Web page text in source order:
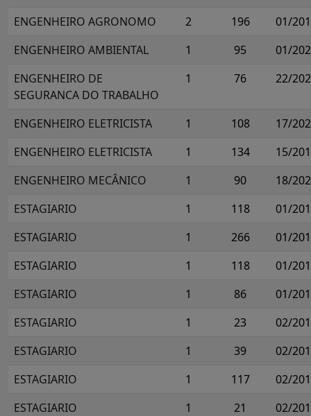
ENGENHEIRO AGRONOMO
2 196
01/
ENGENHEIRO AMBIENTAL
1 95
01/
ENGENHEIRO DE
SEGURANCA DO TRABALHO
1 76 22/
ENGENHEIRO ELETRICISTA 1 108
17/
ENGENHEIRO ELETRICISTA
1 134
15/
ENGENHEIRO MECÂNICO
1 90
18/
ESTAGIARIO
1 118
01/
ESTAGIARIO
1 266
01/
ESTAGIARIO
1 118
01/
ESTAGIARIO
1 86
01/
ESTAGIARIO
1 23
02/
ESTAGIARIO
1 39
02/
ESTAGIARIO
1 117
02/
ESTAGIARIO
1 21
02/